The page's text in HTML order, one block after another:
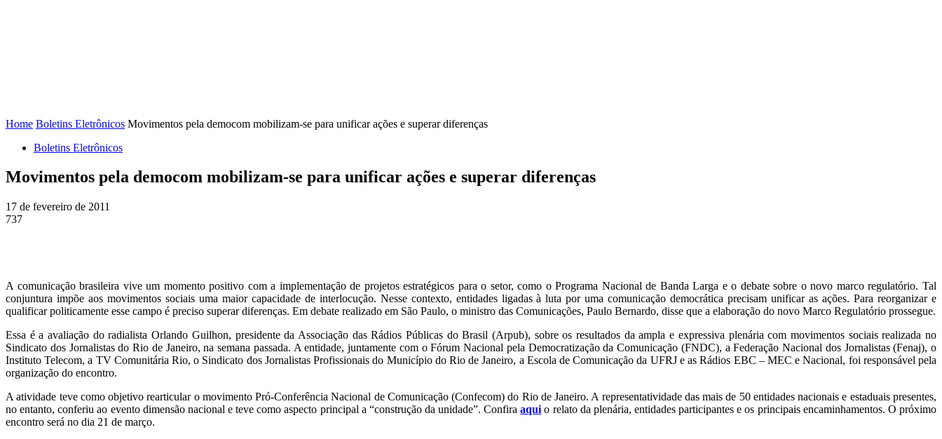
Home Boletins Eletrônicos Movimentos pela democom mobilizam-se para unificar ações e superar diferenças
Boletins Eletrônicos
Movimentos pela democom mobilizam-se para unificar ações e superar diferenças
17 de fevereiro de 2011
737
A comunicação brasileira vive um momento positivo com a implementação de projetos estratégicos para o setor, como o Programa Nacional de Banda Larga e o debate sobre o novo marco regulatório. Tal
conjuntura impõe aos movimentos sociais uma maior capacidade de interlocução. Nesse contexto, entidades ligadas à luta por uma comunicação democrática precisam unificar as ações. Para reorganizar e
qualificar politicamente esse campo é preciso superar diferenças. Em debate realizado em São Paulo, o ministro das Comunicações, Paulo Bernardo, disse que a elaboração do novo Marco Regulatório prossegue.
Essa é a avaliação do radialista Orlando Guilhon, presidente da Associação das Rádios Públicas do Brasil (Arpub), sobre os resultados da ampla e expressiva plenária com movimentos sociais realizada no
Sindicato dos Jornalistas do Rio de Janeiro, na semana passada. A entidade, juntamente com o Fórum Nacional pela Democratização da Comunicação (FNDC), a Federação Nacional dos Jornalistas (Fenaj), o
Instituto Telecom, a TV Comunitária Rio, o Sindicato dos Jornalistas Profissionais do Município do Rio de Janeiro, a Escola de Comunicação da UFRJ e as Rádios EBC – MEC e Nacional, foi responsável pela
organização do encontro.
A atividade teve como objetivo rearticular o movimento Pró-Conferência Nacional de Comunicação (Confecom) do Rio de Janeiro. A representatividade das mais de 50 entidades nacionais e estaduais presentes,
no entanto, conferiu ao evento dimensão nacional e teve como aspecto principal a “construção da unidade”. Confiraaqui o relato da plenária, entidades participantes e os principais encaminhamentos. O próximo
encontro será no dia 21 de março.